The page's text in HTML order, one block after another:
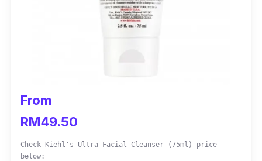
From
RM49.50
Check Kiehl's Ultra Facial Cleanser (75ml) price
below: